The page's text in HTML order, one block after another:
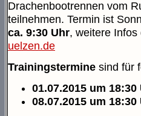
Drachenbootrennen vom
teilnehmen. Termin ist
ca. 9:30 Uhr, weitere Infos
uelzen.de
Trainingstermine sind für
01.07.2015 um 18:30
08.07.2015 um 18:30